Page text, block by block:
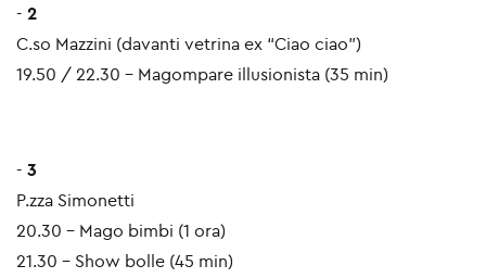
- 2
C.so Mazzini (davanti vetrina ex “Ciao ciao”)
19.50 / 22.30 - Magompare illusionista (35 min)
- 3
P.zza Simonetti
20.30 - Mago bimbi (1 ora)
21.30 - Show bolle (45 min)